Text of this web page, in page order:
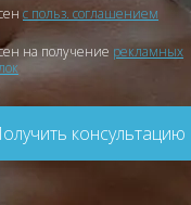
с польз. соглашением
на получение рекламных
консультацию